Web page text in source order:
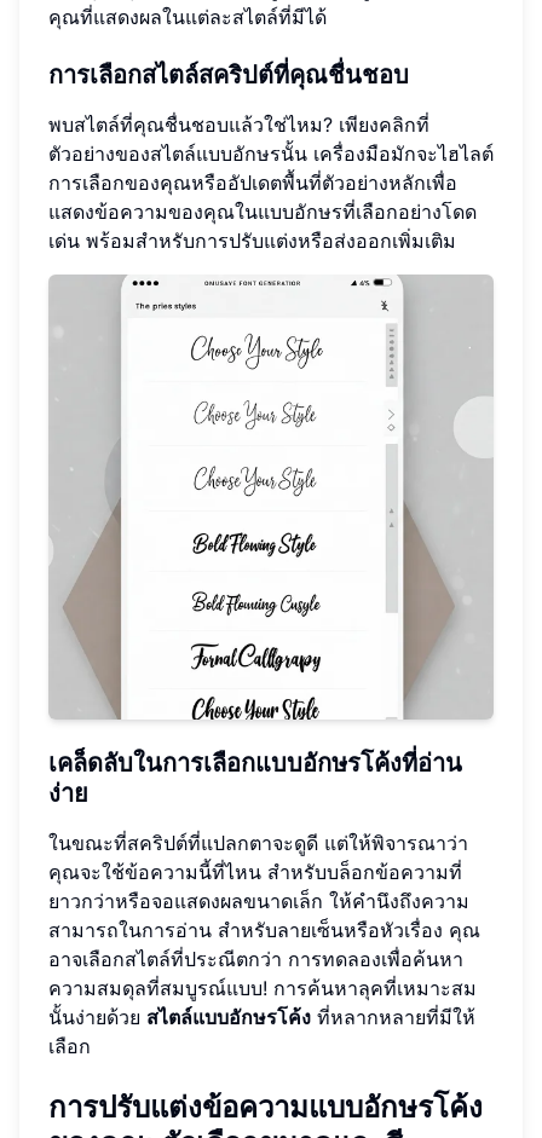
คุณที่แสดงผลในแต่ละสไตล์ที่มีได้
การเลือกสไตล์สคริปต์ที่คุณชื่นชอบ
พบสไตล์ที่คุณชื่นชอบแล้วใช่ไหม? เพียงคลิกที่
ตัวอย่างของสไตล์แบบอักษรนั้น เครื่องมือมักจะไฮไลต์
การเลือกของคุณหรืออัปเดตพื้นที่ตัวอย่างหลักเพื่อ
แสดงข้อความของคุณในแบบอักษรที่เลือกอย่างโดด
เด่น พร้อมสำหรับการปรับแต่งหรือส่งออกเพิ่มเติม
เคล็ดลับในการเลือกแบบอักษรโค้งที่อ่าน
ง่าย
ในขณะที่สคริปต์ที่แปลกตาจะดูดี แต่ให้พิจารณาว่า
คุณจะใช้ข้อความนี้ที่ไหน สำหรับบล็อกข้อความที่
ยาวกว่าหรือจอแสดงผลขนาดเล็ก ให้คำนึงถึงความ
สามารถในการอ่าน สำหรับลายเซ็นหรือหัวเรื่อง คุณ
อาจเลือกสไตล์ที่ประณีตกว่า การทดลองเพื่อค้นหา
ความสมดุลที่สมบูรณ์แบบ! การค้นหาลุคที่เหมาะสม
นั้นง่ายด้วย สไตล์แบบอักษรโค้ง ที่หลากหลายที่มีให้
เลือก
การปรับแต่งข้อความแบบอักษรโค้ง